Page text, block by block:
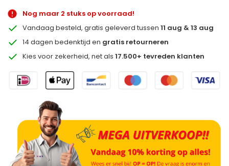
Nog maar 2 stuks op voorraad!
Vandaag besteld, gratis geleverd tussen11 aug & 13 aug
14 dagen bedenktijd en gratis retourneren
Kies voor zekerheid, net als17.500+ tevreden klanten